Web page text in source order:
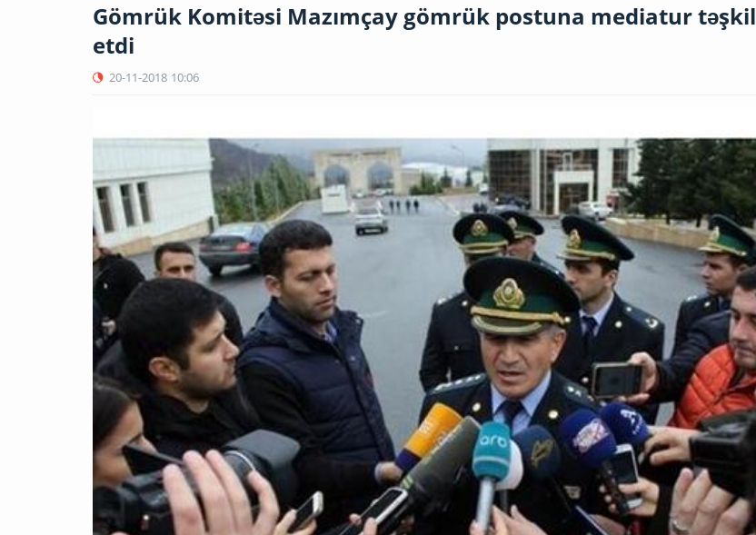
Gömrük Komitəsi Mazımçay gömrük postuna mediatur təşkil
etdi
20-11-2018 10:06